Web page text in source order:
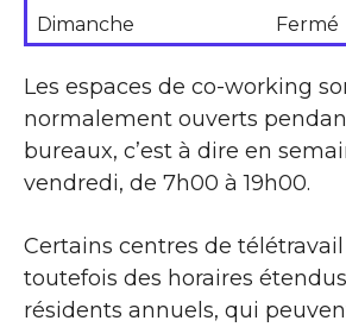
Dimanche
Fermé
Les espaces de co-working
normalement ouverts
bureaux, c’est à dire en
vendredi, de 7h00 à 19h00.
Certains centres de
toutefois des horaires
résidents annuels, qui